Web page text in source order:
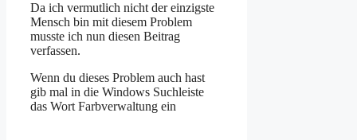
Da ich vermutlich nicht der einzigste
Mensch bin mit diesem Problem
musste ich nun diesen Beitrag
verfassen.
Wenn du dieses Problem auch hast
gib mal in die Windows Suchleiste
das Wort Farbverwaltung ein